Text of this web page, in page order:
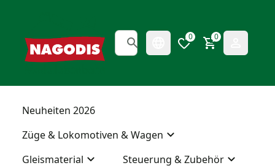
0 0
Neuheiten 2026
Züge & Lokomotiven & Wagen
Gleismaterial
Steuerung & Zubehör